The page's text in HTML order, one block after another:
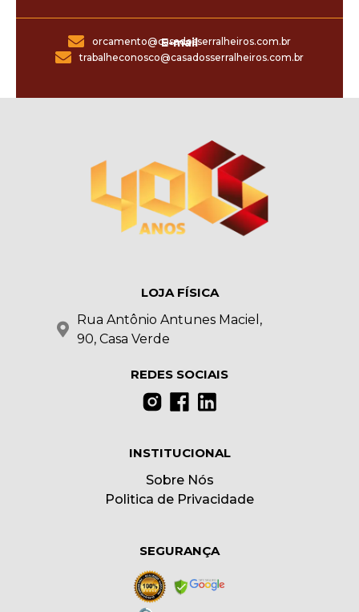
E-mail
orcamento@casadosserralheiros.com.br
trabalheconosco@casadosserralheiros.com.br
LOJA FÍSICA
Rua Antônio Antunes Maciel,
90, Casa Verde
REDES SOCIAIS
INSTITUCIONAL
Sobre Nós
Politica de Privacidade
SEGURANÇA